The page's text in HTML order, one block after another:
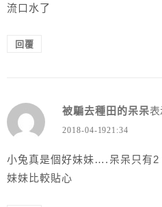
流口水了
回覆
被騙去種田的呆呆表
2018-04-1921:34
小兔真是個好妹妹….呆呆只有2
妹妹比較貼心